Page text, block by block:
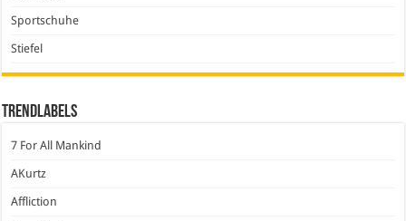
Sportschuhe
Stiefel
Trendlabels
7 For All Mankind
AKurtz
Affliction